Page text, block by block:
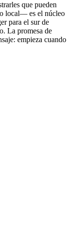
que pueden
local— es el núcleo
para el sur de
La promesa de
empieza cuando